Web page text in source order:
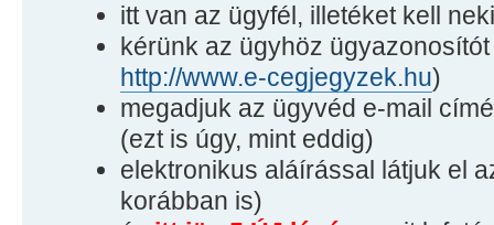
itt van az ügyfél, illetéket kell
kérünk az ügyhöz
http://www.e-cegjegyzek.hu)
megadjuk az ügyvéd e-mail
(ezt is úgy, mint eddig)
elektronikus aláírással látjuk el
korábban is)